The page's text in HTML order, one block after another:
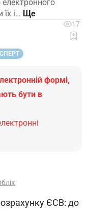
і…
17
формі,
бути в
ЄСВ: до